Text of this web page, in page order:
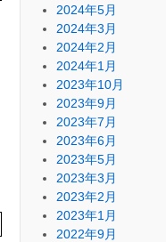
2024年5月
2024年3月
2024年2月
2024年1月
2023年10月
2023年9月
2023年7月
2023年6月
2023年5月
2023年3月
2023年2月
2023年1月
2022年9月